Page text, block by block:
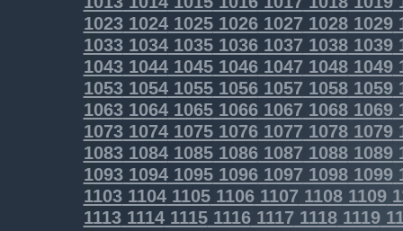
1023102410251026102710281029
1033103410351036103710381039
1043104410451046104710481049
1053105410551056105710581059
1063106410651066106710681069
1073107410751076107710781079
1083108410851086108710881089
1093109410951096109710981099
1103110411051106110711081109
1113111411151116111711181119